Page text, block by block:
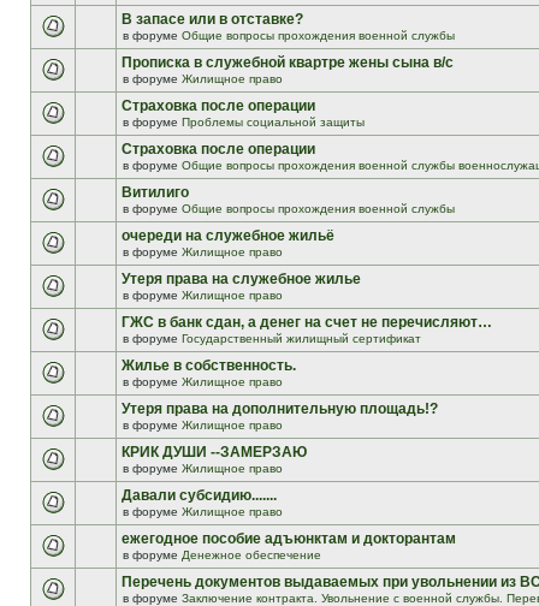
В запасе или в отставке?
в форуме Общие вопросы прохождения военной службы
Прописка в служебной квартре жены сына в/с
в форуме Жилищное право
Страховка после операции
в форуме Проблемы социальной защиты
Страховка после операции
в форуме Общие вопросы прохождения военной службы
Витилиго
в форуме Общие вопросы прохождения военной службы
очереди на служебное жильё
в форуме Жилищное право
Утеря права на служебное жилье
в форуме Жилищное право
ГЖС в банк сдан, а денег на счет не перечисляют…
в форуме Государственный жилищный сертификат
Жилье в собственность.
в форуме Жилищное право
Утеря права на дополнительную площадь!?
в форуме Жилищное право
КРИК ДУШИ --ЗАМЕРЗАЮ
в форуме Жилищное право
Давали субсидию.......
в форуме Жилищное право
ежегодное пособие адъюнктам и докторантам
в форуме Денежное обеспечение
Перечень документов выдаваемых при увольнении из
в форуме Заключение контракта. Увольнение с военной службы.